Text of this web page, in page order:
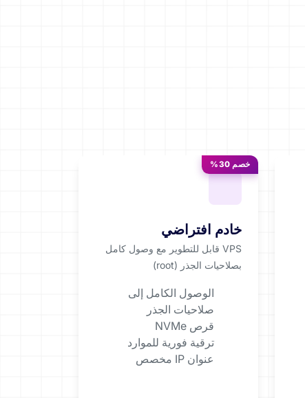
خصم 30%
خادم افتراضي
VPS قابل للتطوير مع وصول كامل
بصلاحيات الجذر (root)
الوصول الكامل إلى
صلاحيات الجذر
قرص NVMe
ترقية فورية للموارد
عنوان IP مخصص